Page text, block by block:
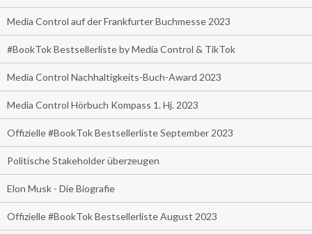
Media Control auf der Frankfurter Buchmesse 2023
#BookTok Bestsellerliste by Media Control & TikTok
Media Control Nachhaltigkeits-Buch-Award 2023
Media Control Hörbuch Kompass 1. Hj. 2023
Offizielle #BookTok Bestsellerliste September 2023
Politische Stakeholder überzeugen
Elon Musk - Die Biografie
Offizielle #BookTok Bestsellerliste August 2023